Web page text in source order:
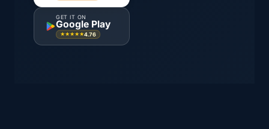
GET IT ON
Google Play
★★★★★4.76